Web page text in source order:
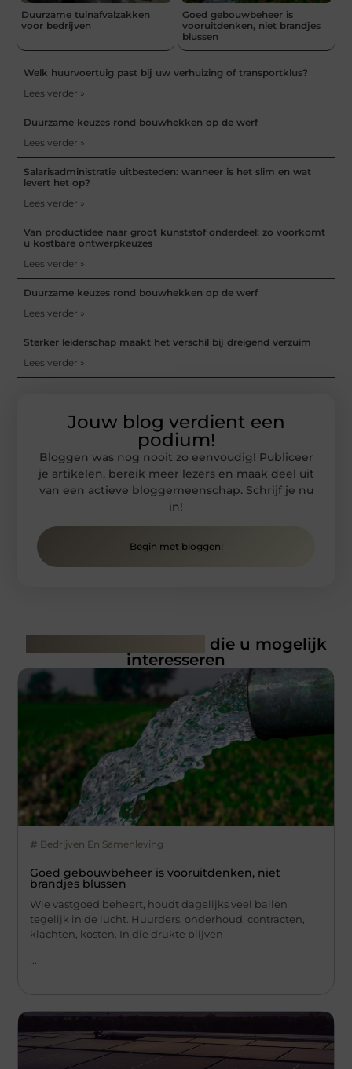
Duurzame tuinafvalzakken
voor bedrijven
Goed gebouwbeheer is
vooruitdenken, niet brandjes
blussen
Welk huurvoertuig past bij uw verhuizing of transportklus?
Lees verder »
Duurzame keuzes rond bouwhekken op de werf
Lees verder »
Salarisadministratie uitbesteden: wanneer is het slim en wat
levert het op?
Lees verder »
Van productidee naar groot kunststof onderdeel: zo voorkomt
u kostbare ontwerpkeuzes
Lees verder »
Duurzame keuzes rond bouwhekken op de werf
Lees verder »
Sterker leiderschap maakt het verschil bij dreigend verzuim
Lees verder »
Jouw blog verdient een
podium!
Bloggen was nog nooit zo eenvoudig! Publiceer
je artikelen, bereik meer lezers en maak deel uit
van een actieve bloggemeenschap. Schrijf je nu
in!
Begin met bloggen!
die u mogelijk
interesseren
Bedrijven En Samenleving
Goed gebouwbeheer is vooruitdenken, niet
brandjes blussen
Wie vastgoed beheert, houdt dagelijks veel ballen
tegelijk in de lucht. Huurders, onderhoud, contracten,
klachten, kosten. In die drukte blijven
...